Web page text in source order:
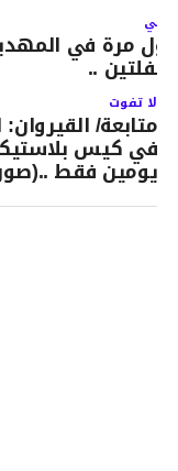
مرة في
..
لا تفوت
متابعة/
في كيس
يومين فقط